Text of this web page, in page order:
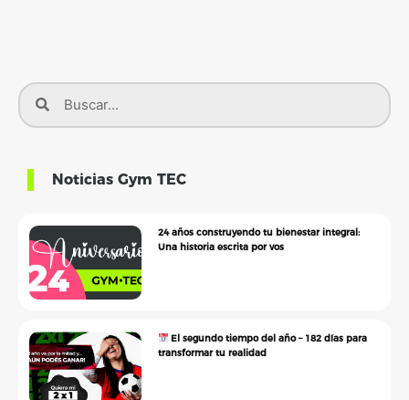
Noticias Gym TEC
24 años construyendo tu bienestar integral:
Una historia escrita por vos
El segundo tiempo del año – 182 días para
transformar tu realidad